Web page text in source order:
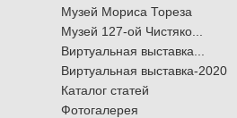
Музей Мориса Тореза
Музей 127-ой Чистяко...
Виртуальная выставка...
Виртуальная выставка-2020
Каталог статей
Фотогалерея